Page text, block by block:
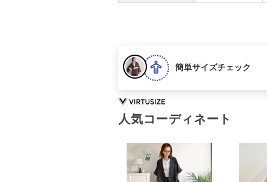
簡単サイズチェック
人気コーディネート